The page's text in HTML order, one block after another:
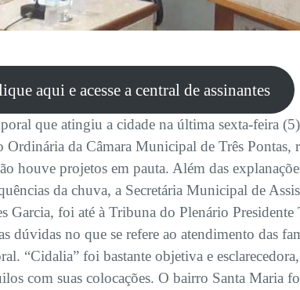
aqui e acesse a central de assinantes
que atingiu a cidade na última sexta-feira
Ordinária da Câmara Municipal de Três Pontas,
houve projetos em pauta. Além das
da chuva, a Secretária Municipal de
Garcia, foi até à Tribuna do Plenário
dúvidas no que se refere ao atendimento das
“Cidalia” foi bastante objetiva e
com suas colocações. O bairro Santa Maria